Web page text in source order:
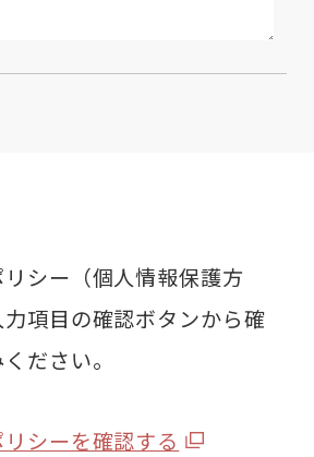
シー（個人情報保護方
項目の確認ボタンから確
ださい。
シーを確認する